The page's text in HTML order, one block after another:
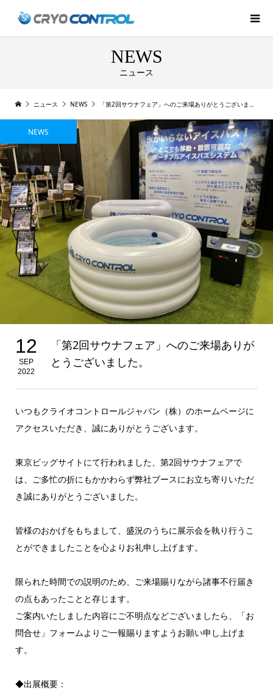
NEWS
ニュース
ニュース NEWS 「第2回サウナフェア」へのご来場ありがとうございました。
NEWS
12
SEP
2022
「第2回サウナフェア」へのご来場ありが
とうございました。
いつもクライオコントロールジャパン（株）のホームページに
アクセスいただき、誠にありがとうございます。
東京ビッグサイトにて行われました、第2回サウナフェアで
は、ご多忙の折にもかかわらず弊社ブースにお立ち寄りいただ
き誠にありがとうございました。
皆様のおかげをもちまして、盛況のうちに展示会を執り行うこ
とができましたことを心よりお礼申し上げます。
限られた時間での説明のため、ご来場賜りながら諸事不行届き
の点もあったことと存じます。
ご案内いたしました内容にご不明点などございましたら、「お
問合せ」フォームよりご一報賜りますようお願い申し上げま
す。
◆出展概要：